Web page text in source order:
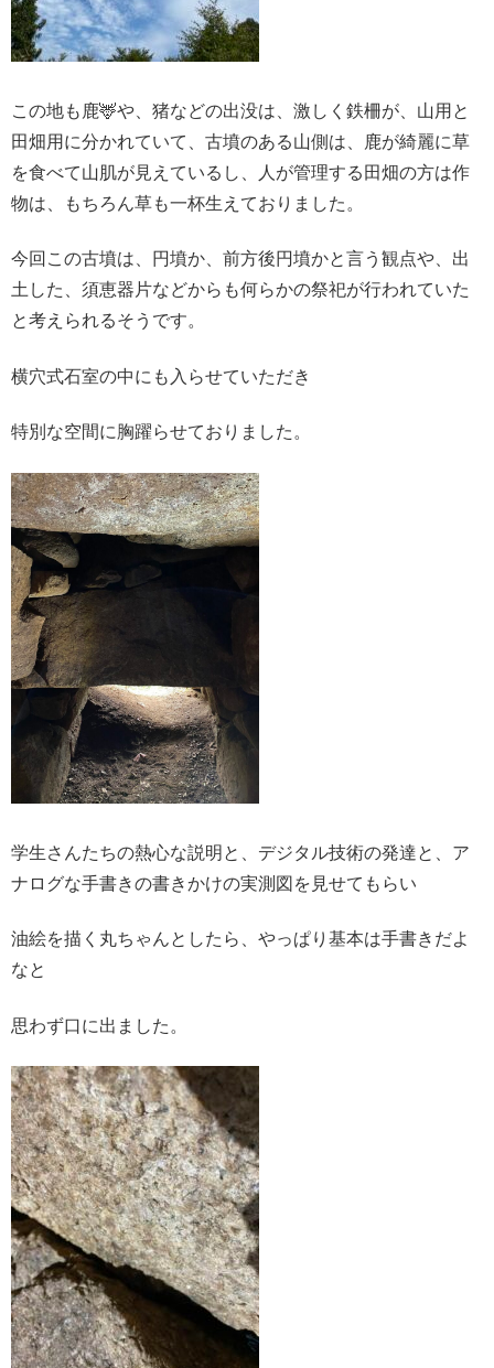
この地も鹿🦌や、猪などの出没は、激しく鉄柵が、山用と
田畑用に分かれていて、古墳のある山側は、鹿が綺麗に草
を食べて山肌が見えているし、人が管理する田畑の方は作
物は、もちろん草も一杯生えておりました。
今回この古墳は、円墳か、前方後円墳かと言う観点や、出
土した、須恵器片などからも何らかの祭祀が行われていた
と考えられるそうです。
横穴式石室の中にも入らせていただき
特別な空間に胸躍らせておりました。
学生さんたちの熱心な説明と、デジタル技術の発達と、ア
ナログな手書きの書きかけの実測図を見せてもらい
油絵を描く丸ちゃんとしたら、やっぱり基本は手書きだよ
なと
思わず口に出ました。